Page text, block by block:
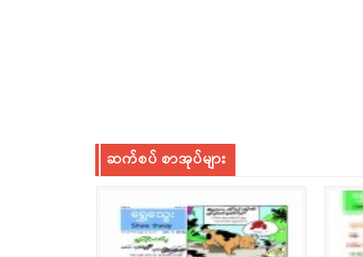
ဆက်စပ် စာအုပ်များ